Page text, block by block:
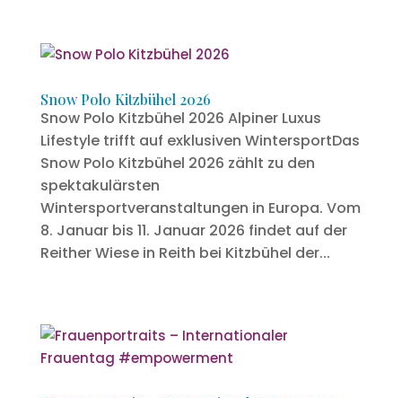
Snow Polo Kitzbühel 2026
Snow Polo Kitzbühel 2026 Alpiner Luxus
Lifestyle trifft auf exklusiven WintersportDas
Snow Polo Kitzbühel 2026 zählt zu den
spektakulärsten
Wintersportveranstaltungen in Europa. Vom
8. Januar bis 11. Januar 2026 findet auf der
Reither Wiese in Reith bei Kitzbühel der...